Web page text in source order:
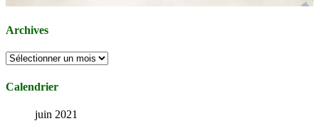
Archives
Archives
Calendrier
juin 2021